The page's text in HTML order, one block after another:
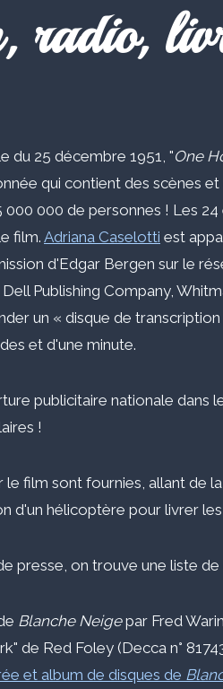
radio,
du 25 décembre 1951, "One
qui contient des scènes et
000 000 de personnes ! Les
film.Adriana Caselotti est
d'Edgar Bergen sur le
Publishing Company,
un « disque de
et d'une minute.
publicitaire nationale dans
!
film sont fournies, allant de
d'un hélicoptère pour livrer
presse, on trouve une liste de
Blanche Neigepar Fred
de Red Foley (Decca n°
et album de disques de